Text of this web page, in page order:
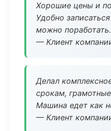
Хорошие цены и
Удобно
можно поработать.
— Клиент
Делал
срокам,
Машина едет как
— Клиент